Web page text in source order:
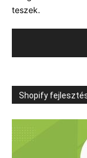
teszek.
Shopify